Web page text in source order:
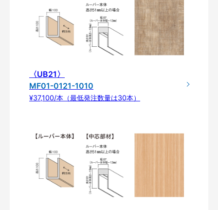
〈UB21〉
MF01-0121-1010
¥37,100/本（最低発注数量は30本）